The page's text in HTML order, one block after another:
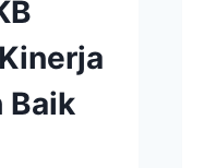
Baik